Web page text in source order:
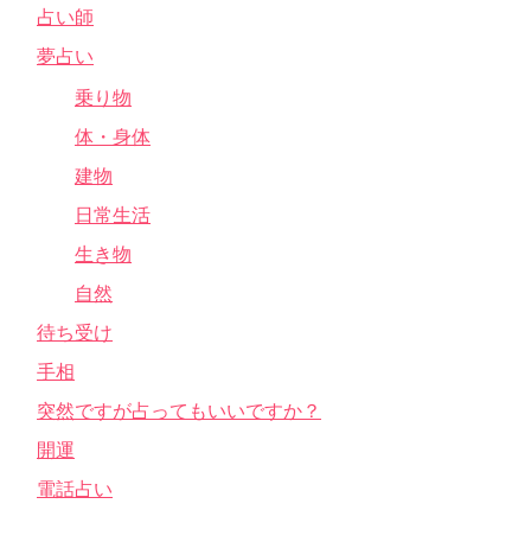
占い師
夢占い
乗り物
体・身体
建物
日常生活
生き物
自然
待ち受け
手相
突然ですが占ってもいいですか？
開運
電話占い